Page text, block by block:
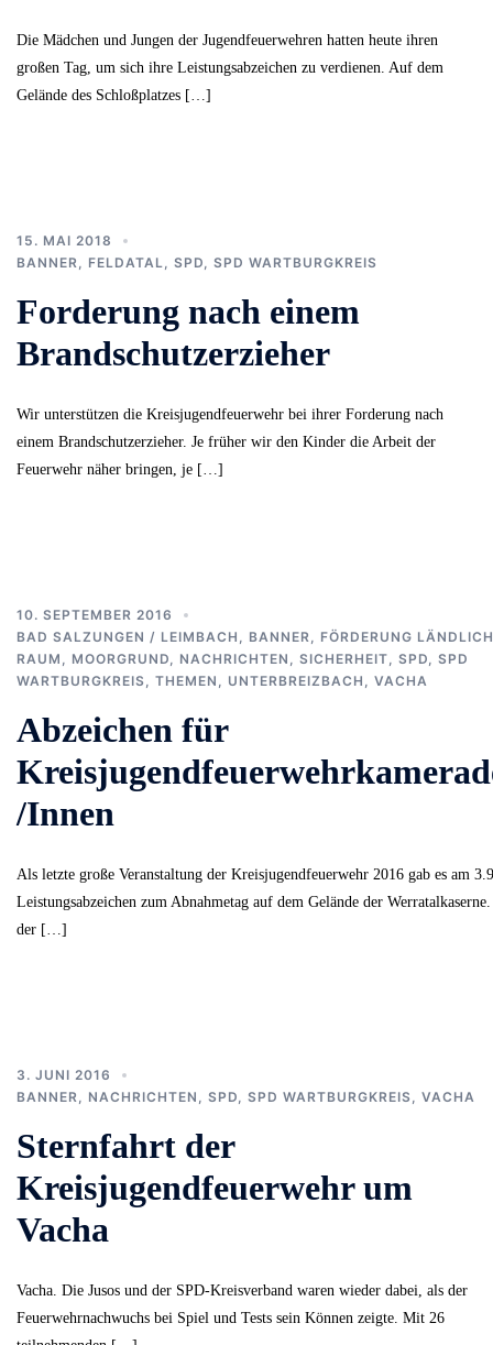
Die Mädchen und Jungen der Jugendfeuerwehren hatten heute ihren
großen Tag, um sich ihre Leistungsabzeichen zu verdienen. Auf dem
Gelände des Schloßplatzes […]
15. MAI 2018
BANNER
FELDATAL SPD SPD WARTBURGKREIS
Forderung nach einem
Brandschutzerzieher
Wir unterstützen die Kreisjugendfeuerwehr bei ihrer Forderung nach
einem Brandschutzerzieher. Je früher wir den Kinder die Arbeit der
Feuerwehr näher bringen, je […]
10. SEPTEMBER 2016
BAD SALZUNGEN / LEIMBACH
BANNER
FÖRDERUNG
RAUM
MOORGRUND NACHRICHTEN SICHERHEIT SPD
SPD
WARTBURGKREIS
THEMEN UNTERBREIZBACH VACHA
Abzeichen für
/Innen
Als letzte große Veranstaltung der Kreisjugendfeuerwehr 2016 gab es am
Leistungsabzeichen zum Abnahmetag auf dem Gelände der
der […]
3. JUNI 2016
BANNER
NACHRICHTEN SPD SPD WARTBURGKREIS VACHA
Sternfahrt der
Kreisjugendfeuerwehr um
Vacha
Vacha. Die Jusos und der SPD-Kreisverband waren wieder dabei, als der
Feuerwehrnachwuchs bei Spiel und Tests sein Können zeigte. Mit 26